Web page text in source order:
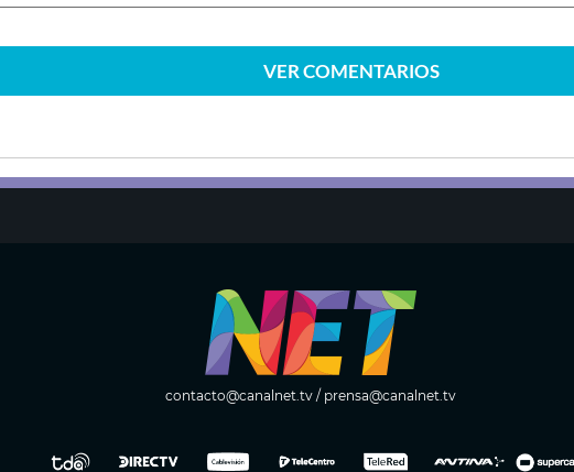
VERCOMENTARIOS
contacto@canalnet.tv/ prensa@canalnet.tv